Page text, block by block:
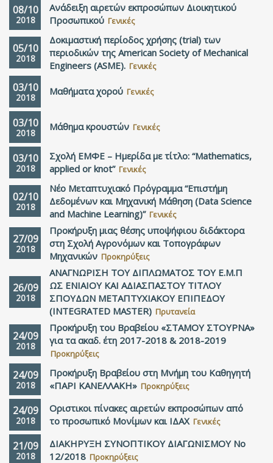
08/10
2018
Ανάδειξη αιρετών εκπροσώπων Διοικητικού
Προσωπικού Γενικές
05/10
2018
Δοκιμαστική περίοδος χρήσης (trial) των
περιοδικών της American Society of Mechanical
Engineers (ASME). Γενικές
03/10
2018
Μαθήματα χορού Γενικές
03/10
2018
Μάθημα κρουστών Γενικές
03/10
2018
Σχολή ΕΜΦΕ – Ημερίδα με τίτλο: “Mathematics,
applied or knot” Γενικές
02/10
2018
Νέο Μεταπτυχιακό Πρόγραμμα “Επιστήμη
Δεδομένων και Μηχανική Μάθηση (Data Science
and Machine Learning)” Γενικές
27/09
2018
Προκήρυξη μιας θέσης υποψήφιου διδάκτορα
στη Σχολή Αγρονόμων και Τοπογράφων
Μηχανικών Προκηρύξεις
26/09
2018
ΑΝΑΓΝΩΡΙΣΗ ΤΟΥ ΔΙΠΛΩΜΑΤΟΣ ΤΟΥ Ε.Μ.Π
ΩΣ ΕΝΙΑΙΟΥ ΚΑΙ ΑΔΙΑΣΠΑΣΤΟΥ ΤΙΤΛΟΥ
ΣΠΟΥΔΩΝ ΜΕΤΑΠΤΥΧΙΑΚΟΥ ΕΠΙΠΕΔΟΥ
(INTEGRATED MASTER) Πρυτανεία
24/09
2018
Προκήρυξη του Βραβείου «ΣΤΑΜΟΥ ΣΤΟΥΡΝΑ»
για τα ακαδ. έτη 2017-2018 & 2018-2019
Προκηρύξεις
24/09
2018
Προκήρυξη Βραβείου στη Μνήμη του Καθηγητή
«ΠΑΡΙ ΚΑΝΕΛΛΑΚΗ» Προκηρύξεις
24/09
2018
Οριστικοι πίνακες αιρετών εκπροσώπων από
το προσωπικό Μονίμων και ΙΔΑΧ Γενικές
21/09
2018
ΔΙΑΚΗΡΥΞΗ ΣΥΝΟΠΤΙΚΟΥ ΔΙΑΓΩΝΙΣΜΟΥ Νο
12/2018 Προκηρύξεις